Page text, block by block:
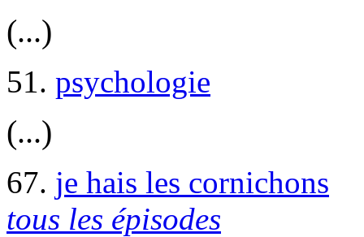
(...)
51. psychologie
(...)
67. je hais les cornichons
tous les épisodes